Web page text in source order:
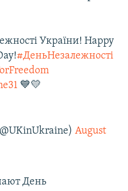
України! Happy
#ДеньНезалежності
💙💛
August
День